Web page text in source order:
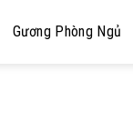
Gương Phòng Ngủ